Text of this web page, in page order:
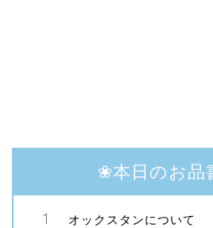
❀本日のお品
オックスタンについて